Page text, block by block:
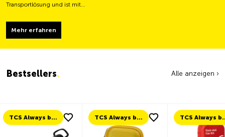
Transportlösung und ist mit
Tragfähigkeit ausgestattet.
Mehr erfahren
Bestsellers. Alle anzeigen ›
TCS Always by my side TCS Always by my side